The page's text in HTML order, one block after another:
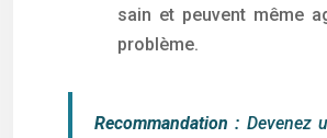
sain et peuvent même
problème.
Recommandation : Devenez